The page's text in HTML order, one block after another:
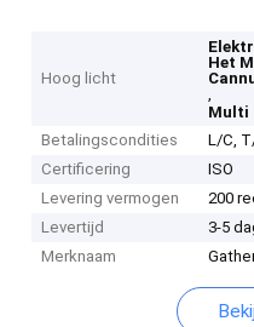
Hoog licht
Het
,
Multi
Betalingscondities
L/C,
Certificering
ISO
Levering vermogen
200
Levertijd
3-5
Merknaam